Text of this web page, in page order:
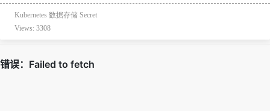
Kubernetes 数据存储 Secret
Views: 3308